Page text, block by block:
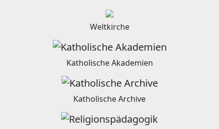
Weltkirche
Katholische Akademien
Katholische Archive